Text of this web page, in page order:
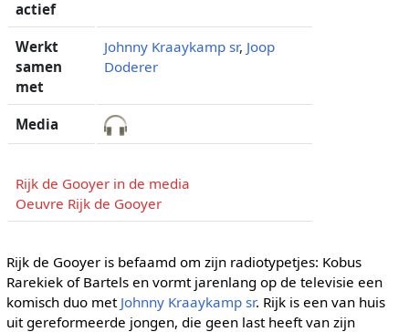
actief
Werkt
samen
met
Johnny Kraaykamp sr, Joop
Doderer
Media
Rijk de Gooyer in de media
Oeuvre Rijk de Gooyer
Rijk de Gooyer is befaamd om zijn radiotypetjes: Kobus
Rarekiek of Bartels en vormt jarenlang op de televisie een
komisch duo met Johnny Kraaykamp sr. Rijk is een van huis
uit gereformeerde jongen, die geen last heeft van zijn